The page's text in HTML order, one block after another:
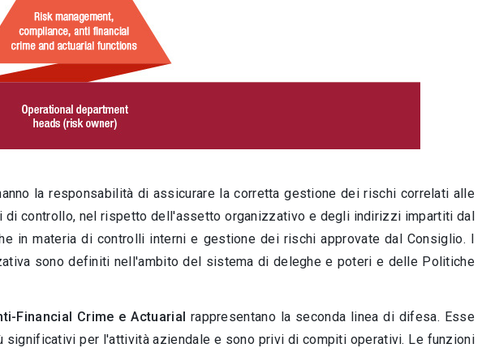
la responsabilità di assicurare la corretta gestione dei rischi correlati alle
controllo, nel rispetto dell'assetto organizzativo e degli indirizzi impartiti dal
in materia di controlli interni e gestione dei rischi approvate dal Consiglio. I
sono definiti nell'ambito del sistema di deleghe e poteri e delle Politiche
Financial Crime e Actuarial rappresentano la seconda linea di difesa. Esse
significativi per l'attività aziendale e sono privi di compiti operativi. Le funzioni